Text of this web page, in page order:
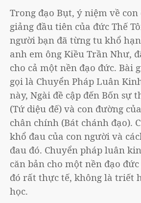
Trong đạo Bụt, ý niệm về con
giảng đầu tiên của đức Thế
người bạn đã từng tu khổ
anh em ông Kiều Trần Như,
cho cả một nền đạo đức. Bài
gọi là Chuyển Pháp Luân
này, Ngài đề cập đến Bốn sự
(Tứ diệu đế) và con đường
chân chính (Bát chánh đạo).
khổ đau của con người và
đau đó. Chuyển pháp luân
căn bản cho một nền đạo
đó rất thực tế, không là triết
học.